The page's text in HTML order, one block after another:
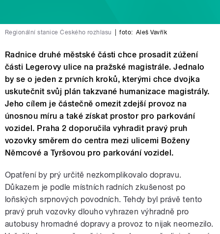
Regionální stanice Českého rozhlasu foto: Aleš Vavřík
Radnice druhé městské části chce prosadit zúžení
části Legerovy ulice na pražské magistrále. Jednalo
by se o jeden z prvních kroků, kterými chce dvojka
uskutečnit svůj plán takzvané humanizace magistrály.
Jeho cílem je částečně omezit zdejší provoz na
únosnou míru a také získat prostor pro parkování
vozidel. Praha 2 doporučila vyhradit pravý pruh
vozovky směrem do centra mezi ulicemi Boženy
Němcové a Tyršovou pro parkování vozidel.
Opatření by prý určitě nezkomplikovalo dopravu.
Důkazem je podle místních radních zkušenost po
loňských srpnových povodních. Tehdy byl právě tento
pravý pruh vozovky dlouho vyhrazen výhradně pro
autobusy hromadné dopravy a provoz to nijak neomezilo.